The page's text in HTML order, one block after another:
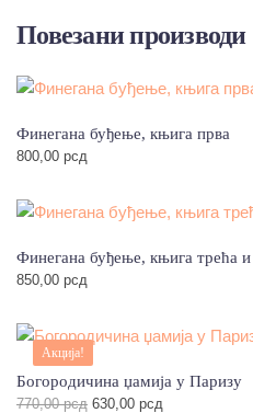
Повезани производи
Финегана буђење, књига прва
800,00 рсд
Финегана буђење, књига трећа и
850,00 рсд
Акција!
Богородичина џамија у Паризу
770,00рсд Оригинална
630,00 рсд